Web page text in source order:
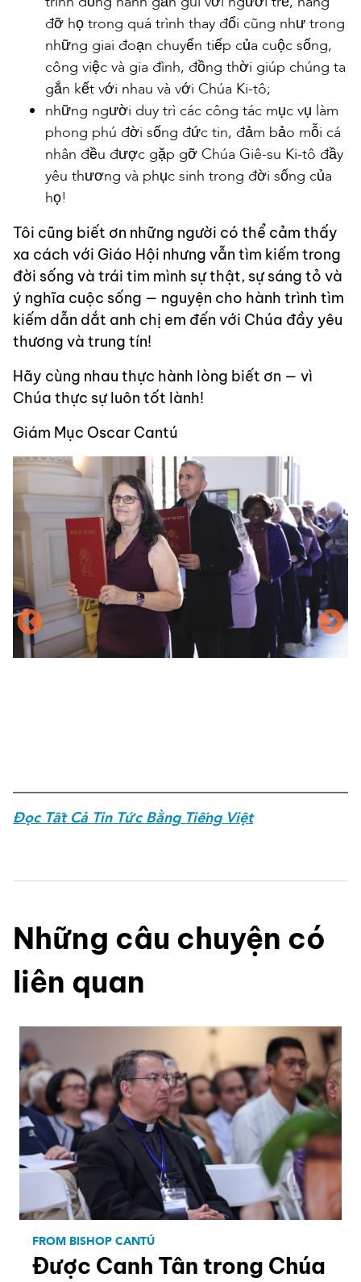
đỡ họ trong quá trình thay đổi cũng như trong
những giai đoạn chuyển tiếp của cuộc sống,
công việc và gia đình, đồng thời giúp chúng ta
gắn kết với nhau và với Chúa Ki-tô;
những người duy trì các công tác mục vụ làm
phong phú đời sống đức tin, đảm bảo mỗi cá
nhân đều được gặp gỡ Chúa Giê-su Ki-tô đầy
yêu thương và phục sinh trong đời sống của
họ!
Tôi cũng biết ơn những người có thể cảm thấy
xa cách với Giáo Hội nhưng vẫn tìm kiếm trong
đời sống và trái tim mình sự thật, sự sáng tỏ và
ý nghĩa cuộc sống — nguyện cho hành trình tìm
kiếm dẫn dắt anh chị em đến với Chúa đầy yêu
thương và trung tín!
Hãy cùng nhau thực hành lòng biết ơn — vì
Chúa thực sự luôn tốt lành!
Giám Mục Oscar Cantú
Đọc Tất Cả Tin Tức Bằng Tiếng Việt
Những câu chuyện có
liên quan
FROM BISHOP CANTÚ
Được Canh Tân trong Chúa